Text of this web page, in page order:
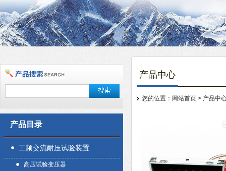
产品目录
工频交流耐压试验装置
高压试验变压器
产品中心
您的位置： 网站首页 > 产品中